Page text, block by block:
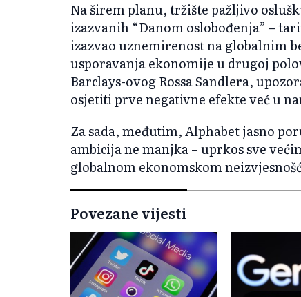
Na širem planu, tržište pažljivo
izazvanih “Danom oslobođenja” –
izazvao uznemirenost na globalnim
usporavanja ekonomije u drugoj
Barclays-ovog Rossa Sandlera,
osjetiti prve negativne efekte već u
Za sada, međutim, Alphabet jasno
ambicija ne manjka – uprkos sve
globalnom ekonomskom
Povezane vijesti